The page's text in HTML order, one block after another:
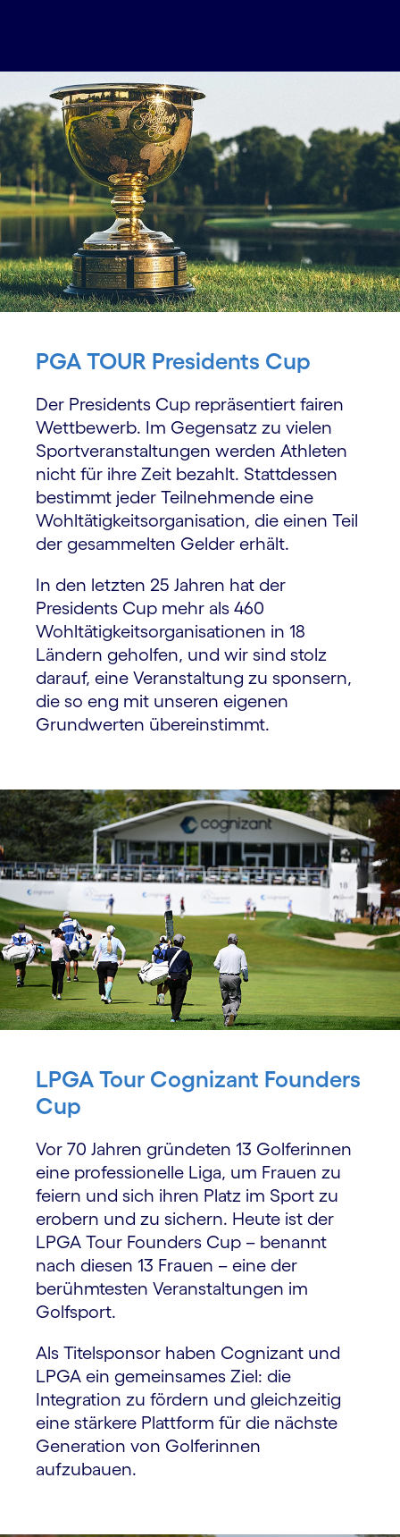
PGA TOUR Presidents Cup
Der Presidents Cup repräsentiert fairen
Wettbewerb. Im Gegensatz zu vielen
Sportveranstaltungen werden Athleten
nicht für ihre Zeit bezahlt. Stattdessen
bestimmt jeder Teilnehmende eine
Wohltätigkeitsorganisation, die einen Teil
der gesammelten Gelder erhält.
In den letzten 25 Jahren hat der
Presidents Cup mehr als 460
Wohltätigkeits­organisationen in 18
Ländern geholfen, und wir sind stolz
darauf, eine Veranstaltung zu sponsern,
die so eng mit unseren eigenen
Grundwerten übereinstimmt.
LPGA Tour Cognizant Founders
Cup
Vor 70 Jahren gründeten 13 Golferinnen
eine professionelle Liga, um Frauen zu
feiern und sich ihren Platz im Sport zu
erobern und zu sichern. Heute ist der
LPGA Tour Founders Cup – benannt
nach diesen 13 Frauen – eine der
berühmtesten Veranstaltungen im
Golfsport.
Als Titelsponsor haben Cognizant und
LPGA ein gemeinsames Ziel: die
Integration zu fördern und gleichzeitig
eine stärkere Plattform für die nächste
Generation von Golferinnen
aufzubauen.